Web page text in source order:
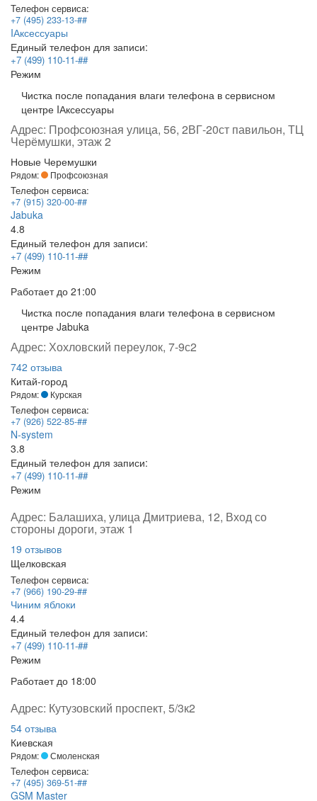
Телефон сервиса:
+7 (495) 233-13-##
IАксессуары
Единый телефон для записи:
+7 (499) 110-11-##
Режим
Чистка после попадания влаги телефона в сервисном
центре IАксессуары
Адрес: Профсоюзная улица, 56, 2ВГ-20ст павильон, ТЦ
Черёмушки, этаж 2
Новые Черемушки
Рядом: Профсоюзная
Телефон сервиса:
+7 (915) 320-00-##
Jabuka
4.8
Единый телефон для записи:
+7 (499) 110-11-##
Режим
Работаетдо 21:00
Чистка после попадания влаги телефона в сервисном
центре Jabuka
Адрес: Хохловский переулок, 7-9с2
742 отзыва
Китай-город
Рядом: Курская
Телефон сервиса:
+7 (926) 522-85-##
N-system
3.8
Единый телефон для записи:
+7 (499) 110-11-##
Режим
Адрес: Балашиха, улица Дмитриева, 12, Вход со
стороны дороги, этаж 1
19 отзывов
Щелковская
Телефон сервиса:
+7 (966) 190-29-##
Чиним яблоки
4.4
Единый телефон для записи:
+7 (499) 110-11-##
Режим
Работаетдо 18:00
Адрес: Кутузовский проспект, 5/3к2
54 отзыва
Киевская
Рядом: Смоленская
Телефон сервиса:
+7 (495) 369-51-##
GSM Master